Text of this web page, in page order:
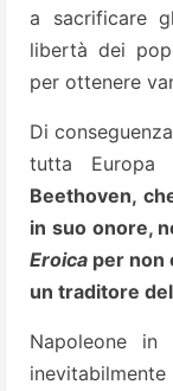
a sacrificare
libertà dei
per ottenere
Di
tutta Europa
Beethoven,
in suo onore,
Eroica per non
un traditore
Napoleone